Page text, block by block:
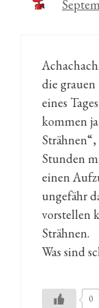
die grauen
eines
kommen
Stunden
einen
ungefähr
vorstellen
Strähnen.
Was sind
0